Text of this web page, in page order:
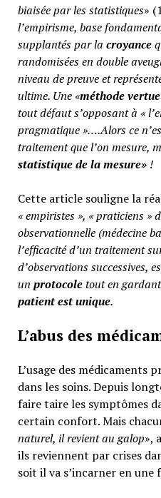
biaisée par les statistiques»
l’empirisme, base
supplantés par la croyance
randomisées en double
niveau de preuve et
ultime. Une «méthode
tout défaut s’opposant à «
pragmatique »….Alors ce
traitement que l’on mesure,
statistique de la mesure» !
Cette article souligne la
« empiristes », « praticiens »
observationnelle (médecine
l’efficacité d’un traitement
d’observations successives,
un protocoletout en
patient est unique.
L’abus des
L’usage des médicaments
dans les soins. Depuis
faire taire les symptômes
certain confort. Mais
naturel, il revient au galop»,
ils reviennent par crises
soit il va s’incarner en une